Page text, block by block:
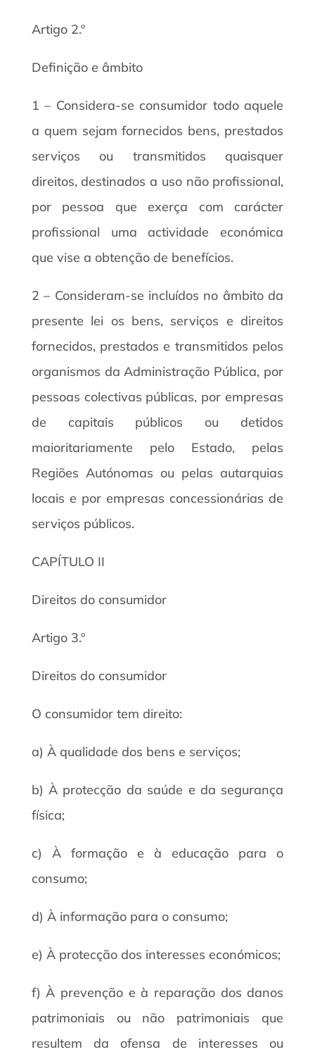
Artigo 2.º
Definição e âmbito
1 – Considera-se consumidor todo aquele
a quem sejam fornecidos bens, prestados
serviços ou transmitidos quaisquer
direitos, destinados a uso não profissional,
por pessoa que exerça com carácter
profissional uma actividade económica
que vise a obtenção de benefícios.
2 – Consideram-se incluídos no âmbito da
presente lei os bens, serviços e direitos
fornecidos, prestados e transmitidos pelos
organismos da Administração Pública, por
pessoas colectivas públicas, por empresas
de capitais públicos ou detidos
maioritariamente pelo Estado, pelas
Regiões Autónomas ou pelas autarquias
locais e por empresas concessionárias de
serviços públicos.
CAPÍTULO II
Direitos do consumidor
Artigo 3.º
Direitos do consumidor
O consumidor tem direito:
a) À qualidade dos bens e serviços;
b) À protecção da saúde e da segurança
física;
c) À formação e à educação para o
consumo;
d) À informação para o consumo;
e) À protecção dos interesses económicos;
f) À prevenção e à reparação dos danos
patrimoniais ou não patrimoniais que
resultem da ofensa de interesses ou